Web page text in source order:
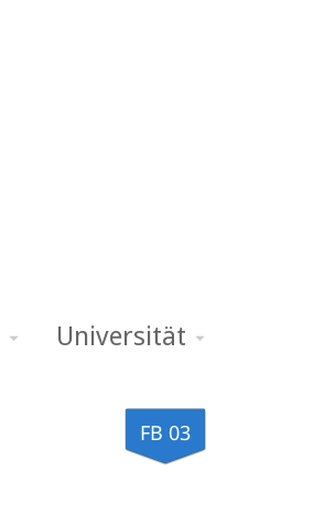
Universität
FB 03